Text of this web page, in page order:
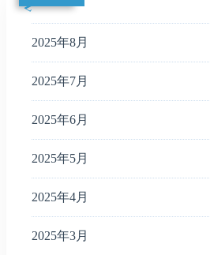
2025年8月
2025年7月
2025年6月
2025年5月
2025年4月
2025年3月